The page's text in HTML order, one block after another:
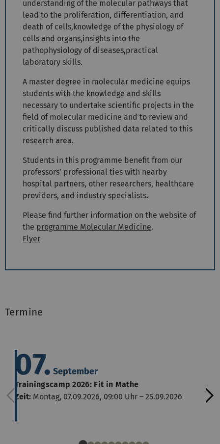
understanding of the molecular pathways that
lead to the proliferation, differentiation, and
death of cells,knowledge of the physiology of
cells and organs,insights into the
pathophysiology of diseases,practical
laboratory skills.
A master degree in molecular medicine equips
students with the knowledge and skills
necessary to undertake scientific projects in the
field of molecular medicine and to review and
critically discuss published data related to this
research area.
Students in this programme benefit from our
professors’ professional ties with nearby
hospital partners, other researchers, healthcare
providers, and industry specialists.
Please find further information on the website of
the programme Molecular Medicine.
Flyer
Termine
07. September
Trainingscamp 2026: Fit in Mathe
Zeit: Montag, 07.09.2026, 09:00 Uhr – 25.09.2026